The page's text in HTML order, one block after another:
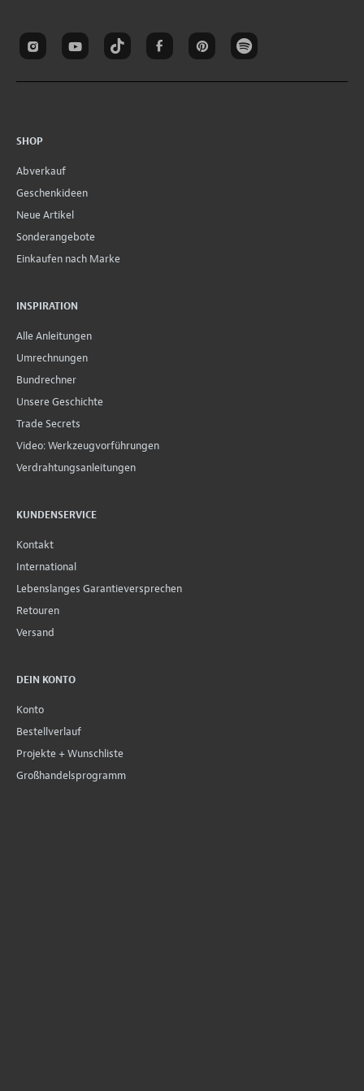
SHOP
Abverkauf
Geschenkideen
Neue Artikel
Sonderangebote
Einkaufen nach Marke
INSPIRATION
Alle Anleitungen
Umrechnungen
Bundrechner
Unsere Geschichte
Trade Secrets
Video: Werkzeugvorführungen
Verdrahtungsanleitungen
KUNDENSERVICE
Kontakt
International
Lebenslanges Garantieversprechen
Retouren
Versand
DEIN KONTO
Konto
Bestellverlauf
Projekte + Wunschliste
Großhandelsprogramm